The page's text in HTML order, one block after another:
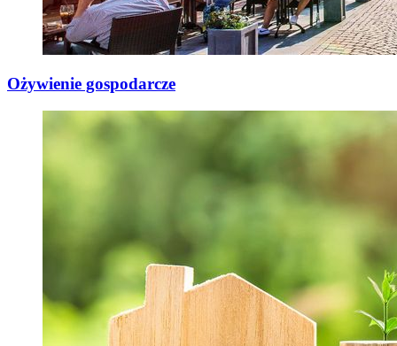
Ożywienie gospodarcze